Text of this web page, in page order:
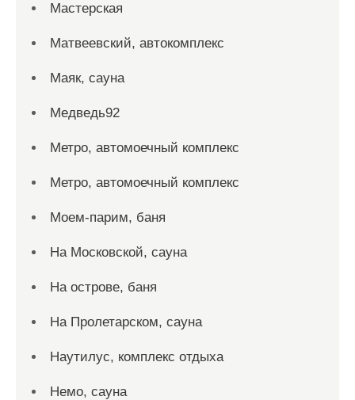
Мастерская
Матвеевский, автокомплекс
Маяк, сауна
Медведь92
Метро, автомоечный комплекс
Метро, автомоечный комплекс
Моем-парим, баня
На Московской, сауна
На острове, баня
На Пролетарском, сауна
Наутилус, комплекс отдыха
Немо, сауна